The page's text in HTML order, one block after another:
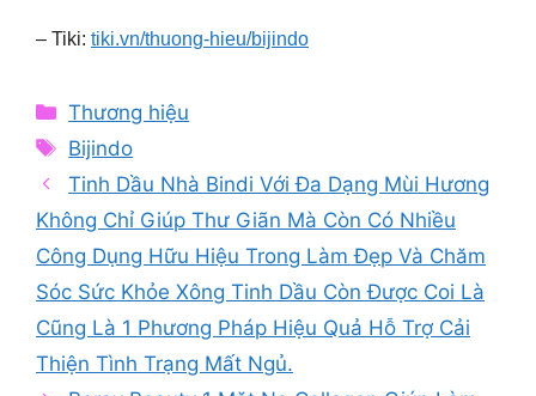
– Tiki: tiki.vn/thuong-hieu/bijindo
Categories
Thương hiệu
Tags
Bijindo
Tinh Dầu Nhà Bindi Với Đa Dạng Mùi Hương
Không Chỉ Giúp Thư Giãn Mà Còn Có Nhiều
Công Dụng Hữu Hiệu Trong Làm Đẹp Và Chăm
Sóc Sức Khỏe Xông Tinh Dầu Còn Được Coi Là
Cũng Là 1 Phương Pháp Hiệu Quả Hỗ Trợ Cải
Thiện Tình Trạng Mất Ngủ.